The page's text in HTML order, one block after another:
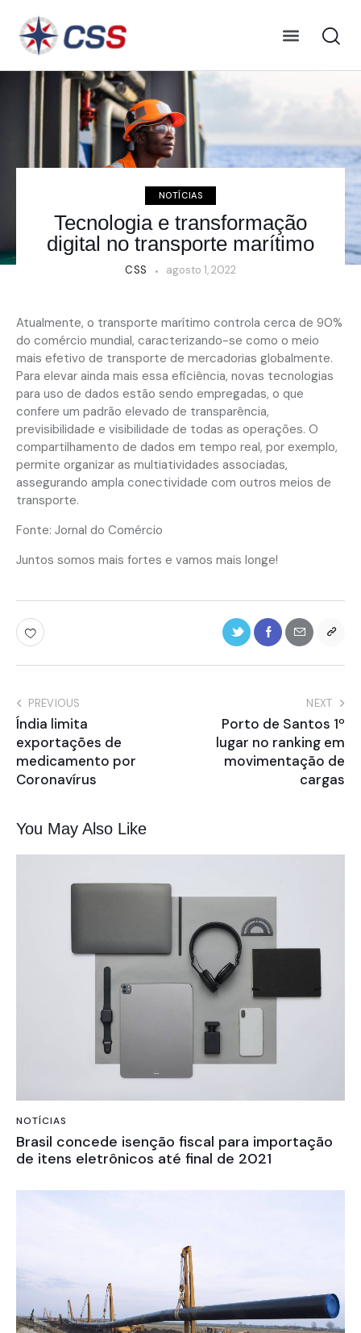
NOTÍCIAS
Tecnologia e transformação
digital no transporte marítimo
CSS agosto 1, 2022
Atualmente, o transporte marítimo controla cerca de 90%
do comércio mundial, caracterizando-se como o meio
mais efetivo de transporte de mercadorias globalmente.
Para elevar ainda mais essa eficiência, novas tecnologias
para uso de dados estão sendo empregadas, o que
confere um padrão elevado de transparência,
previsibilidade e visibilidade de todas as operações. O
compartilhamento de dados em tempo real, por exemplo,
permite organizar as multiatividades associadas,
assegurando ampla conectividade com outros meios de
transporte.
Fonte: Jornal do Comércio
Juntos somos mais fortes e vamos mais longe!
PREVIOUS
Índia limita
exportações de
medicamento por
Coronavírus
NEXT
Porto de Santos 1º
lugar no ranking em
movimentação de
cargas
You May Also Like
NOTÍCIAS
Brasil concede isenção fiscal para importação
de itens eletrônicos até final de 2021